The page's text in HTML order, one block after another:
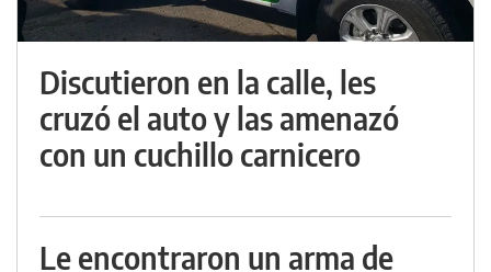
Discutieron en la calle, les
cruzó el auto y las amenazó
con un cuchillo carnicero
Le encontraron un arma de